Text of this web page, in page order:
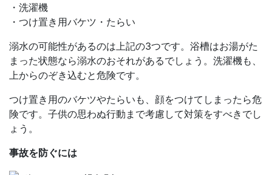
・洗濯機
・つけ置き用バケツ・たらい
溺水の可能性があるのは上記の3つです。浴槽はお湯がた
まった状態なら溺水のおそれがあるでしょう。洗濯機も、
上からのぞき込むと危険です。
つけ置き用のバケツやたらいも、顔をつけてしまったら危
険です。子供の思わぬ行動まで考慮して対策をすべきでし
ょう。
事故を防ぐには